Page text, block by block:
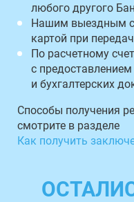
любого другого
Нашим выездным
картой при
По расчетному
с
и бухгалтерских
Способы получения
смотрите в разделе
Как получить